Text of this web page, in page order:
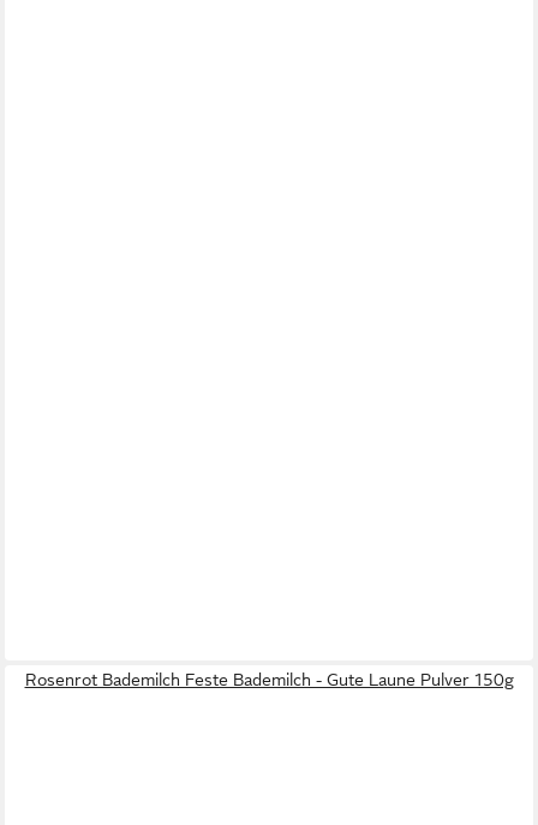
Rosenrot Bademilch Feste Bademilch - Gute Laune Pulver 150g